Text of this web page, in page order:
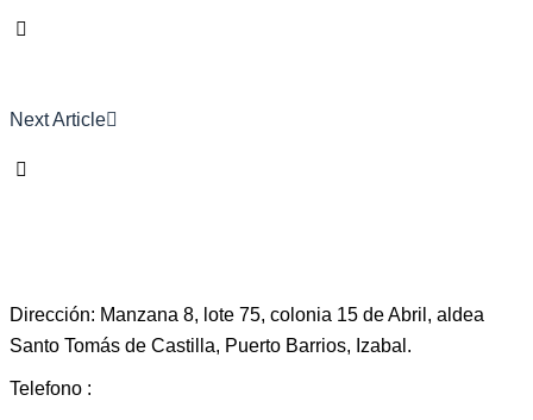
Next Article
Dirección: Manzana 8, lote 75, colonia 15 de Abril, aldea
Santo Tomás de Castilla, Puerto Barrios, Izabal.
Telefono :